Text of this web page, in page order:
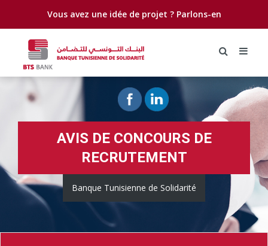
Vous avez une idée de projet ? Parlons-en
AVIS DE CONCOURS DE
RECRUTEMENT
Banque Tunisienne de Solidarité